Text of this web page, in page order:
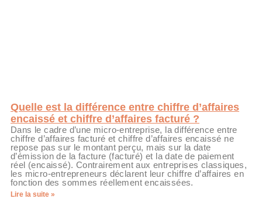
Quelle est la différence entre chiffre d’affaires
encaissé et chiffre d’affaires facturé ?
Dans le cadre d’une micro-entreprise, la différence entre
chiffre d’affaires facturé et chiffre d’affaires encaissé ne
repose pas sur le montant perçu, mais sur la date
d’émission de la facture (facturé) et la date de paiement
réel (encaissé). Contrairement aux entreprises classiques,
les micro-entrepreneurs déclarent leur chiffre d’affaires en
fonction des sommes réellement encaissées.
Lire la suite »